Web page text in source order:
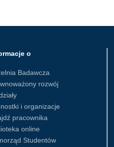
o
Badawcza
rozwój
i organizacje
pracownika
online
Studentów